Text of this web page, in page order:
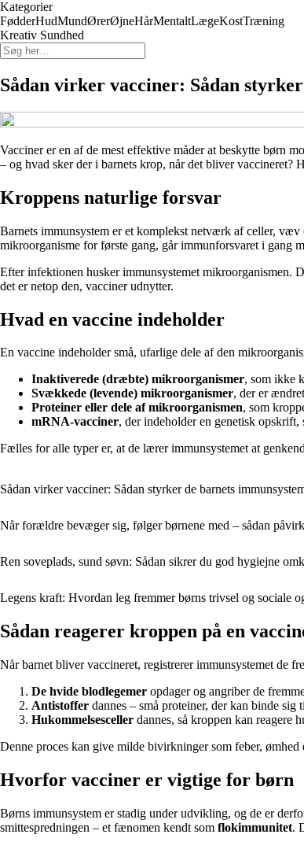
Kategorier
FødderHudMundØrerØjneHårMentaltLægeKostTræning
Kreativ Sundhed
Sådan virker vacciner: Sådan
Vacciner er en af de mest effektive måder at beskytte børn
– og hvad sker der i barnets krop, når det bliver
Kroppens naturlige forsvar
Barnets immunsystem er et komplekst netværk af celler, væv
mikroorganisme for første gang, går immunforsvaret i gang
Efter infektionen husker immunsystemet mikroorganismen.
det er netop den, vacciner udnytter.
Hvad en vaccine indeholder
En vaccine indeholder små, ufarlige dele af den
Inaktiverede (dræbte) mikroorganismer, som ikke
Svækkede (levende) mikroorganismer, der er
Proteiner eller dele af mikroorganismen, som
mRNA-vacciner, der indeholder en genetisk
Fælles for alle typer er, at de lærer immunsystemet at
Sådan virker vacciner: Sådan styrker de barnets
Når forældre bevæger sig, følger børnene med – sådan
Ren soveplads, sund søvn: Sådan sikrer du god hygiejne
Legens kraft: Hvordan leg fremmer børns trivsel og sociale
Sådan reagerer kroppen på en
Når barnet bliver vaccineret, registrerer immunsystemet de
De hvide blodlegemer opdager og angriber de
Antistoffer dannes – små proteiner, der kan binde
Hukommelsesceller dannes, så kroppen kan reagere
Denne proces kan give milde bivirkninger som feber,
Hvorfor vacciner er vigtige for børn
Børns immunsystem er stadig under udvikling, og de er
smittespredningen – et fænomen kendt som flokimmunitet.